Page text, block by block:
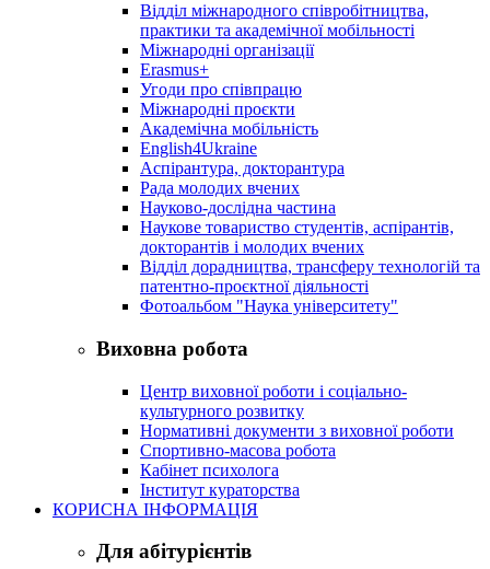
Відділ міжнародного співробітництва,
практики та академічної мобільності
Міжнародні організації
Erasmus+
Угоди про співпрацю
Міжнародні проєкти
Академічна мобільність
English4Ukraine
Аспірантура, докторантура
Рада молодих вчених
Науково-дослідна частина
Наукове товариство студентів, аспірантів,
докторантів і молодих вчених
Відділ дорадництва, трансферу технологій та
патентно-проєктної діяльності
Фотоальбом "Наука університету"
Виховна робота
Центр виховної роботи і соціально-
культурного розвитку
Нормативні документи з виховної роботи
Спортивно-масова робота
Кабінет психолога
Інститут кураторства
КОРИСНА ІНФОРМАЦІЯ
Для абітурієнтів